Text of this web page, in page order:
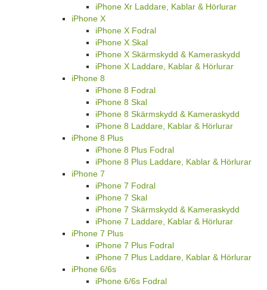
iPhone Xr Laddare, Kablar & Hörlurar
iPhone X
iPhone X Fodral
iPhone X Skal
iPhone X Skärmskydd & Kameraskydd
iPhone X Laddare, Kablar & Hörlurar
iPhone 8
iPhone 8 Fodral
iPhone 8 Skal
iPhone 8 Skärmskydd & Kameraskydd
iPhone 8 Laddare, Kablar & Hörlurar
iPhone 8 Plus
iPhone 8 Plus Fodral
iPhone 8 Plus Laddare, Kablar & Hörlurar
iPhone 7
iPhone 7 Fodral
iPhone 7 Skal
iPhone 7 Skärmskydd & Kameraskydd
iPhone 7 Laddare, Kablar & Hörlurar
iPhone 7 Plus
iPhone 7 Plus Fodral
iPhone 7 Plus Laddare, Kablar & Hörlurar
iPhone 6/6s
iPhone 6/6s Fodral